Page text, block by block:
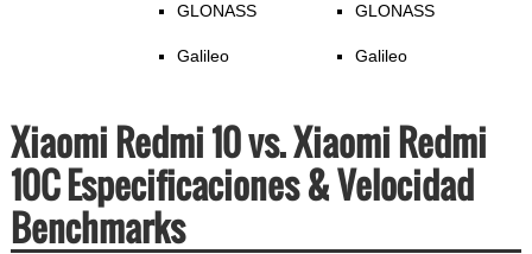
GLONASS
Galileo
GLONASS
Galileo
Xiaomi Redmi 10 vs. Xiaomi Redmi
10C Especificaciones & Velocidad
Benchmarks